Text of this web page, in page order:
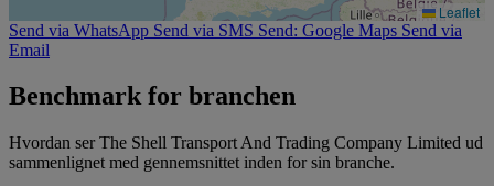
Leaflet
Send via WhatsApp Send via SMS Send: Google Maps Send via
Email
Benchmark for branchen
Hvordan ser The Shell Transport And Trading Company Limited ud
sammenlignet med gennemsnittet inden for sin branche.